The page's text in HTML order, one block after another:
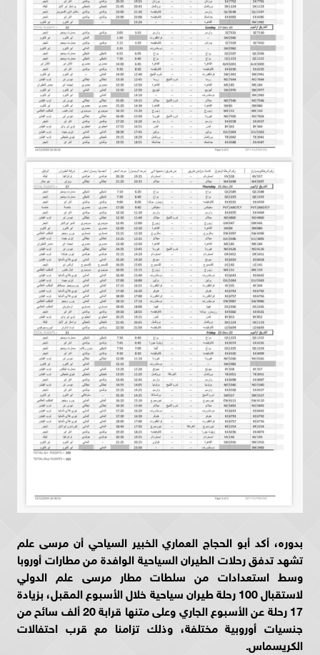
بدوره، أكد أبو الحجاج العماري الخبير السياحي أن مرسى علم
تشهد تدفق رحلات الطيران السياحية الوافدة من مطارات أوروبا
وسط استعدادات من سلطات مطار مرسى علم الدولي
لاستقبال 100 رحلة طيران سياحية خلال الأسبوع المقبل، بزيادة
17 رحلة عن الأسبوع الجاري وعلى متنها قرابة 20 ألف سائح من
جنسيات أوروبية مختلفة، وذلك تزامنا مع قرب احتفالات
الكريسماس.